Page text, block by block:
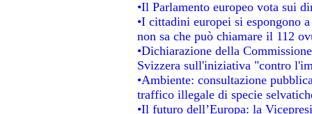
•Il Parlamento europeo vota sui
•I cittadini europei si espongono
non sa che può chiamare il 112
•Dichiarazione della
Svizzera sull'iniziativa "contro
•Ambiente: consultazione
traffico illegale di specie
•Il futuro dell’Europa: la